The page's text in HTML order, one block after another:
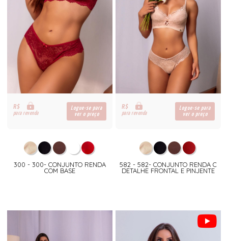
R$
para revenda
Logue-se para
ver o preço
300 - 300- CONJUNTO RENDA
COM BASE
R$
para revenda
Logue-se para
ver o preço
582 - 582- CONJUNTO RENDA C
DETALHE FRONTAL E PINJENTE